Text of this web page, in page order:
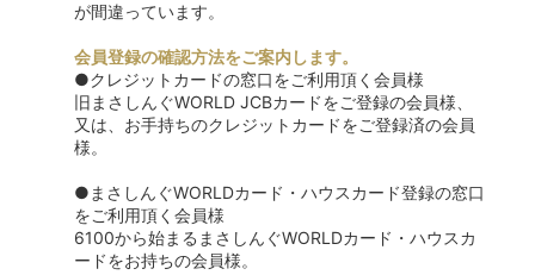
が間違っています。
会員登録の確認方法をご案内します。
●クレジットカードの窓口をご利用頂く会員様
旧まさしんぐWORLD JCBカードをご登録の会員様、
又は、お手持ちのクレジットカードをご登録済の会員
様。
●まさしんぐWORLDカード・ハウスカード登録の窓口
をご利用頂く会員様
6100から始まるまさしんぐWORLDカード・ハウスカ
ードをお持ちの会員様。